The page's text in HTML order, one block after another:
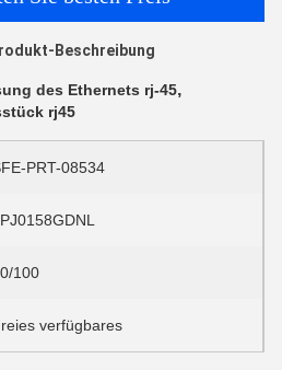
Beschreibung
des Ethernets rj-45,
rj45
PRT-08534
100
verfügbares